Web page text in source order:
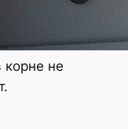
корне не